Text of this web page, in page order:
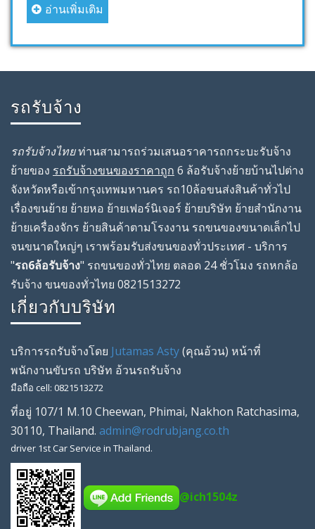
อ่านเพิ่มเติม
รถรับจ้าง
รถรับจ้างไทยท่านสามารถร่วมเสนอราคารถกระบะรับจ้าง
ย้ายของ รถรับจ้างขนของราคาถูก 6 ล้อรับจ้างย้ายบ้านไปต่าง
จังหวัดหรือเข้ากรุงเทพมหานคร รถ10ล้อขนส่งสินค้าทั่วไป
เรื่องขนย้าย ย้ายหอ ย้ายเฟอร์นิเจอร์ ย้ายบริษัท ย้ายสํานักงาน
ย้ายเครื่องจักร ย้ายสินค้าตามโรงงาน รถขนของขนาดเล็กไป
จนขนาดใหญ่ๆ เราพร้อมรับส่งขนของทั่วประเทศ - บริการ
"รถ6ล้อรับจ้าง" รถขนของทั่วไทย ตลอด 24 ชั่วโมง รถหกล้อ
รับจ้าง ขนของทั่วไทย 0821513272
เกี่ยวกับบริษัท
บริการรถรับจ้างโดย Jutamas Asty(คุณอ้วน) หน้าที่
พนักงานขับรถ บริษัท อ้วนรถรับจ้าง
มือถือ cell: 0821513272
ที่อยู่ 107/1 M.10 Cheewan, Phimai, Nakhon Ratchasima,
30110, Thailand. admin@rodrubjang.co.th
driver 1st Car Service in Thailand.
@ich1504z